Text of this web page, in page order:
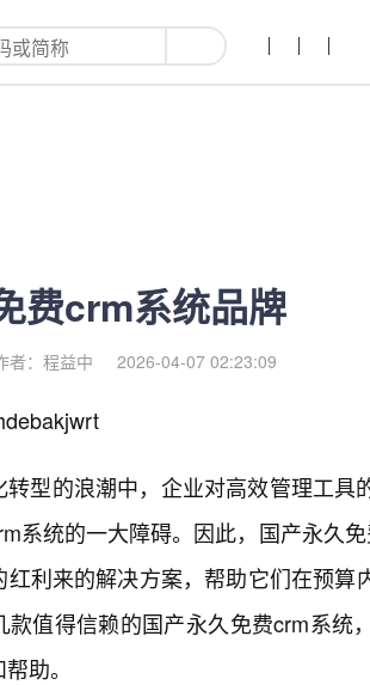
费crm系统品牌-红
费crm系统品牌
者：程益中 2026-04-07 02:23:09
转型的浪潮中，企业对高效管理工具
系统的一大障碍。因此，国产永久
红利来的解决方案，帮助它们在预算
款值得信赖的国产永久免费crm系统
助。